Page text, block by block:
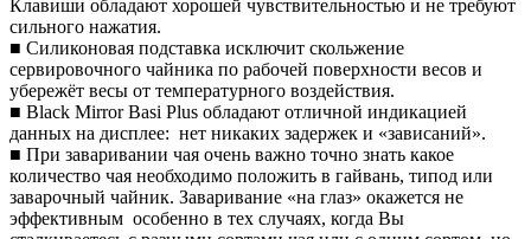
Клавиши обладают хорошей чувствительностью и не требуют
сильного нажатия.
■ Силиконовая подставка исключит скольжение
сервировочного чайника по рабочей поверхности весов и
убережёт весы от температурного воздействия.
■ Black Mirror Basi Plus обладают отличной индикацией
данных на дисплее: нет никаких задержек и «зависаний».
■ При заваривании чая очень важно точно знать какое
количество чая необходимо положить в гайвань, типод или
заварочный чайник. Заваривание «на глаз» окажется не
эффективным особенно в тех случаях, когда Вы